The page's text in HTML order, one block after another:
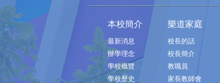
本校簡介
最新消息
辦學理念
學校概覽
學校歷史
樂道家庭
校長的話
校長簡介
教職員
家長教師會